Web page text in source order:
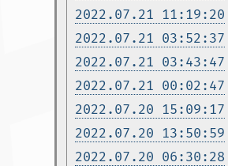
2022.07.21 11:19:20
2022.07.21 03:52:37
2022.07.21 03:43:47
2022.07.21 00:02:47
2022.07.20 15:09:17
2022.07.20 13:50:59
2022.07.20 06:30:28